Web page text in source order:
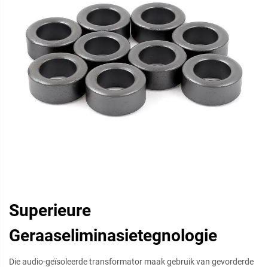
Superieure
Geraaseliminasietegnologie
Die audio-geïsoleerde transformator maak gebruik van gevorderde